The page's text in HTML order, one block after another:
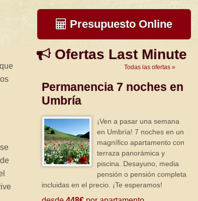
Presupuesto Online
Ofertas Last Minute
Todas las ofertas »
Permanencia 7 noches en
Umbría
¡Ven a pasar una semana
en Umbría! 7 noches en un
magnífico apartamento con
terraza panorámica y
piscina. Desayuno, media
pensión o pensión completa
incluidas en el precio. ¡Te esperamos!